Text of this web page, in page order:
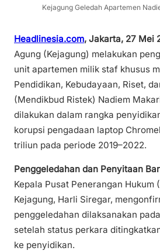
Kejagung Geledah Apartemen
Headlinesia.com, Jakarta, 27 Mei
Agung (Kejagung) melakukan
unit apartemen milik staf khusus
Pendidikan, Kebudayaan, Riset,
(Mendikbud Ristek) Nadiem
dilakukan dalam rangka
korupsi pengadaan laptop
triliun pada periode 2019–2022.
Penggeledahan dan Penyitaan
Kepala Pusat Penerangan Hukum
Kejagung, Harli Siregar,
penggeledahan dilaksanakan pada
setelah status perkara
ke penyidikan.